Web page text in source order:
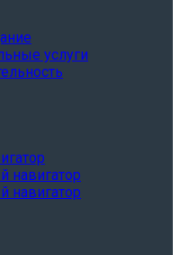
услуги
навигатор
навигатор